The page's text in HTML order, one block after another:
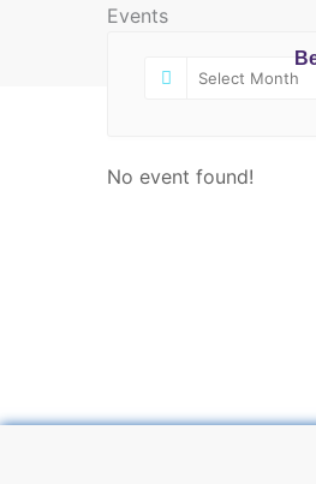
Events
No event found!